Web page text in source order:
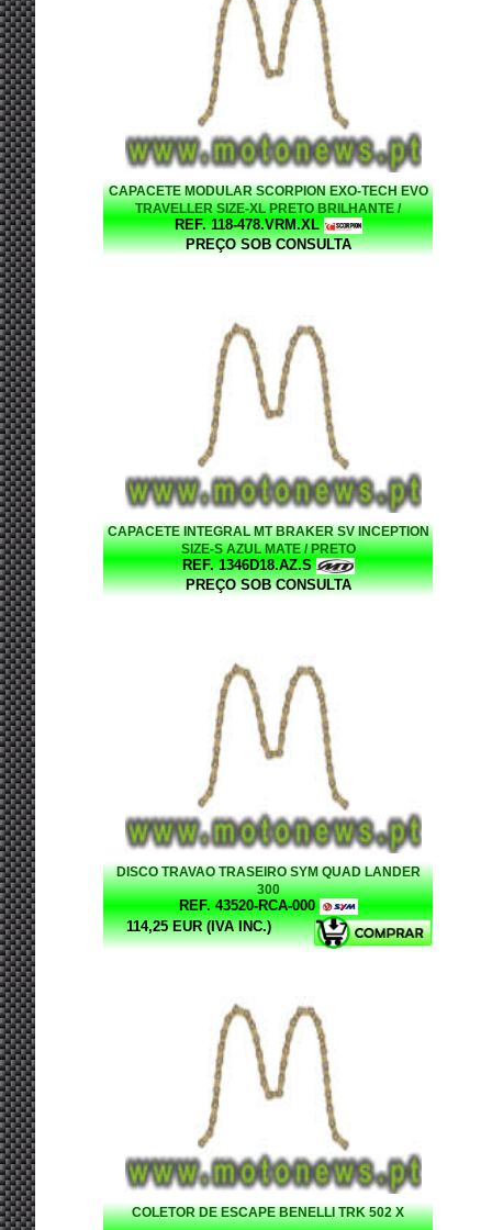
CAPACETE MODULAR SCORPION EXO-TECH EVO
TRAVELLER SIZE-XL PRETO BRILHANTE /
VERMELHO
REF. 118-478.VRM.XL
PREÇO SOB CONSULTA
CAPACETE INTEGRAL MT BRAKER SV INCEPTION
SIZE-S AZUL MATE / PRETO
REF. 1346D18.AZ.S
PREÇO SOB CONSULTA
DISCO TRAVAO TRASEIRO SYM QUAD LANDER
300
REF. 43520-RCA-000
114,25 EUR (IVA INC.)
COLETOR DE ESCAPE BENELLI TRK 502 X